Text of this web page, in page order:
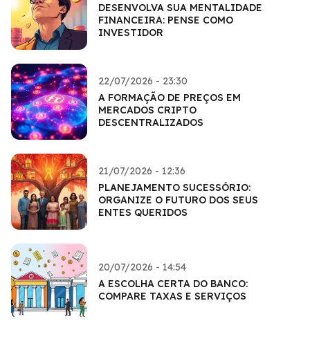
DESENVOLVA SUA MENTALIDADE
FINANCEIRA: PENSE COMO
INVESTIDOR
22/07/2026 - 23:30
A FORMAÇÃO DE PREÇOS EM
MERCADOS CRIPTO
DESCENTRALIZADOS
21/07/2026 - 12:36
PLANEJAMENTO SUCESSÓRIO:
ORGANIZE O FUTURO DOS SEUS
ENTES QUERIDOS
20/07/2026 - 14:54
A ESCOLHA CERTA DO BANCO:
COMPARE TAXAS E SERVIÇOS